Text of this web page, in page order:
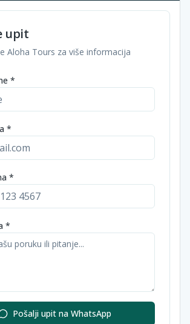
upit
Aloha Tours za više informacija
*
*
*
*
Pošalji upit na WhatsApp